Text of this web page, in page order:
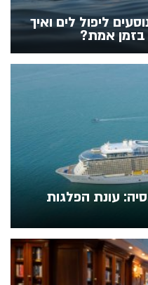
ליפול לים ואיך
בזמן אמת?
עונת הפלגות